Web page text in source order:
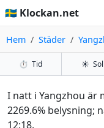
🇸🇪 Klockan.net
Hem Städer
⏱️ Tid ☀️ Sol
I natt i Yangzhou är
2269.6% belysning;
12:18.